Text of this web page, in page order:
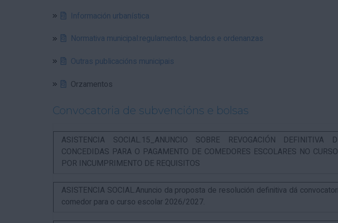
Información urbanística
Normativa municipal:regulamentos, bandos e ordenanzas
Outras publicacións municipais
Orzamentos
Convocatoria de subvencións e bolsas
ASISTENCIA SOCIAL.15_ANUNCIO SOBRE REVOGACIÓN DEFINITIVA
CONCEDIDAS PARA O PAGAMENTO DE COMEDORES ESCOLARES NO
POR INCUMPRIMENTO DE REQUISITOS
ASISTENCIA SOCIAL.Anuncio da proposta de resolución definitiva dá
comedor para o curso escolar 2026/2027.